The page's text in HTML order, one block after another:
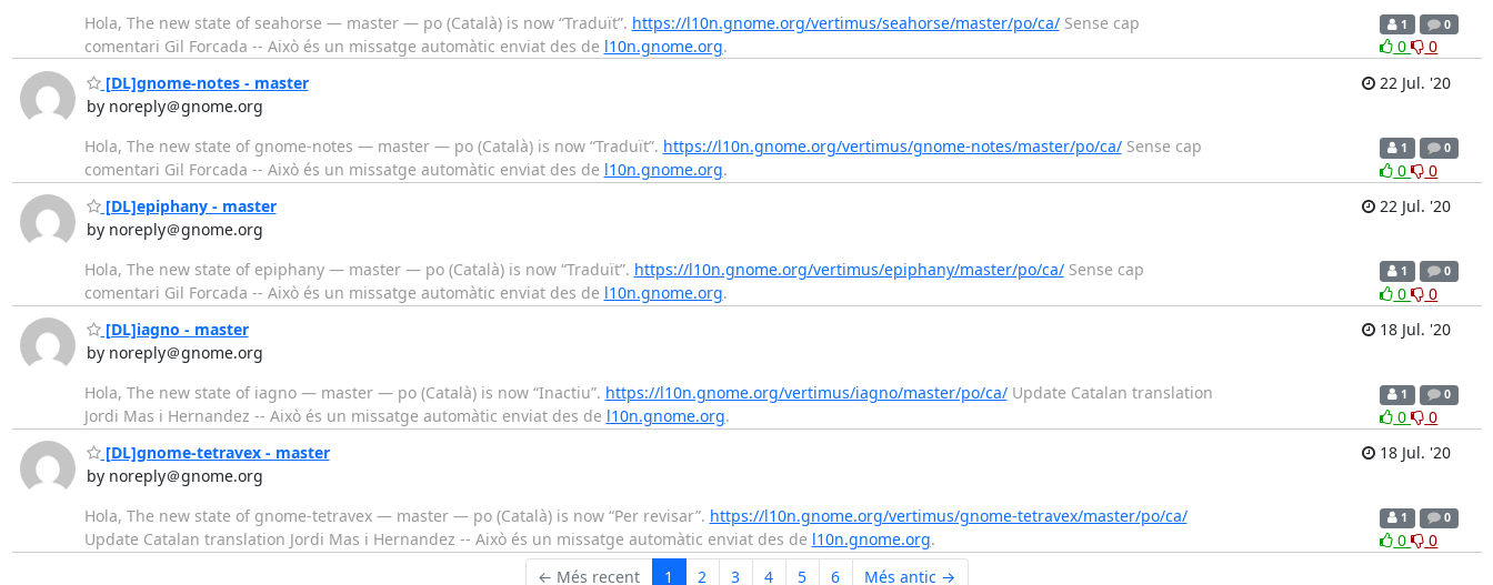
Hola, The new state of seahorse — master — po (Català) is now “Traduït”. https://l10n.gnome.org/vertimus/seahorse/master/po/ca/Sense cap
comentari Gil Forcada -- Això és un missatge automàtic enviat des de l10n.gnome.org.
1 0
0
0
[DL]gnome-notes - master
by noreply＠gnome.org
22 Jul. '20
Hola, The new state of gnome-notes — master — po (Català) is now “Traduït”. https://l10n.gnome.org/vertimus/gnome-notes/master/po/ca/Sense cap
comentari Gil Forcada -- Això és un missatge automàtic enviat des de l10n.gnome.org.
1 0
0
0
[DL]epiphany - master
by noreply＠gnome.org
22 Jul. '20
Hola, The new state of epiphany — master — po (Català) is now “Traduït”. https://l10n.gnome.org/vertimus/epiphany/master/po/ca/Sense cap
comentari Gil Forcada -- Això és un missatge automàtic enviat des de l10n.gnome.org.
1 0
0
0
[DL]iagno - master
by noreply＠gnome.org
18 Jul. '20
Hola, The new state of iagno — master — po (Català) is now “Inactiu”. https://l10n.gnome.org/vertimus/iagno/master/po/ca/Update Catalan translation
Jordi Mas i Hernandez -- Això és un missatge automàtic enviat des de l10n.gnome.org.
1 0
0
0
[DL]gnome-tetravex - master
by noreply＠gnome.org
18 Jul. '20
Hola, The new state of gnome-tetravex — master — po (Català) is now “Per revisar”. https://l10n.gnome.org/vertimus/gnome-tetravex/master/po/ca/
Update Catalan translation Jordi Mas i Hernandez -- Això és un missatge automàtic enviat des de l10n.gnome.org.
1 0
0
0
← Més recent
1 2 3 4 5 6 Més antic →